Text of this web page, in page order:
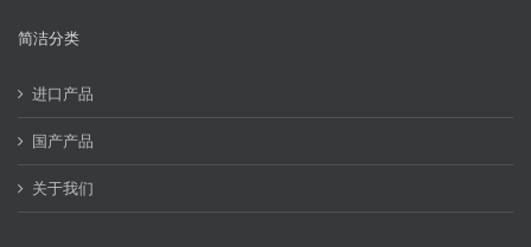
简洁分类
进口产品
国产产品
关于我们